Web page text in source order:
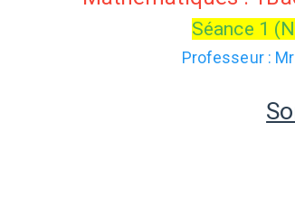
Séance 1
Professeur : Mr